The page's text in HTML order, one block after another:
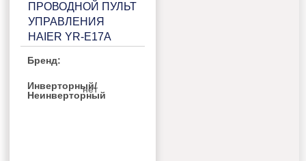
ПРОВОДНОЙ ПУЛЬТ
УПРАВЛЕНИЯ
HAIER YR-E17A
Бренд:
Инверторный/
Неинверторный
нет